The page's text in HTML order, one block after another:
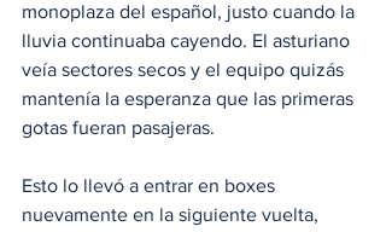
monoplaza del español, justo cuando la
lluvia continuaba cayendo. El asturiano
veía sectores secos y el equipo quizás
mantenía la esperanza que las primeras
gotas fueran pasajeras.
Esto lo llevó a entrar en boxes
nuevamente en la siguiente vuelta,